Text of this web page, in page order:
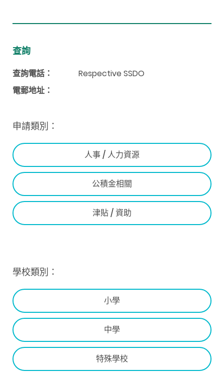
查詢
查詢電話：
Respective SSDO
電郵地址：
申請類別：
人事 / 人力資源
公積金相關
津貼 / 資助
學校類別：
小學
中學
特殊學校